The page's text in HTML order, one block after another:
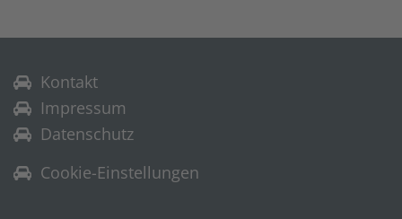
Kontakt
Impressum
Datenschutz
Cookie-Einstellungen